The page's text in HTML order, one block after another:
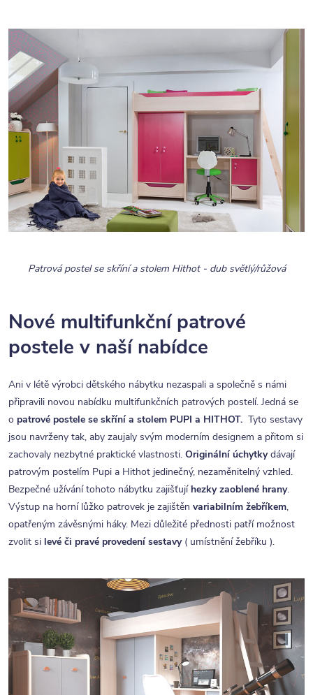
Patrová postel se skříní a stolem Hithot - dub světlý/růžová
Nové multifunkční patrové
postele v naší nabídce
Ani v létě výrobci dětského nábytku nezaspali a společně s námi
připravili novou nabídku multifunkčních patrových postelí. Jedná se
o patrové postele se skříní a stolem PUPI a HITHOT. Tyto sestavy
jsou navrženy tak, aby zaujaly svým moderním designem a přitom si
zachovaly nezbytné praktické vlastnosti. Originální úchytkydávají
patrovým postelím Pupi a Hithot jedinečný, nezaměnitelný vzhled.
Bezpečné užívání tohoto nábytku zajišťují hezkyzaoblené hrany.
Výstup na horní lůžko patrovek je zajištěn variabilním žebříkem,
opatřeným závěsnými háky. Mezi důležité přednosti patří možnost
zvolit si levé či pravé provedení sestavy( umístnění žebříku ).